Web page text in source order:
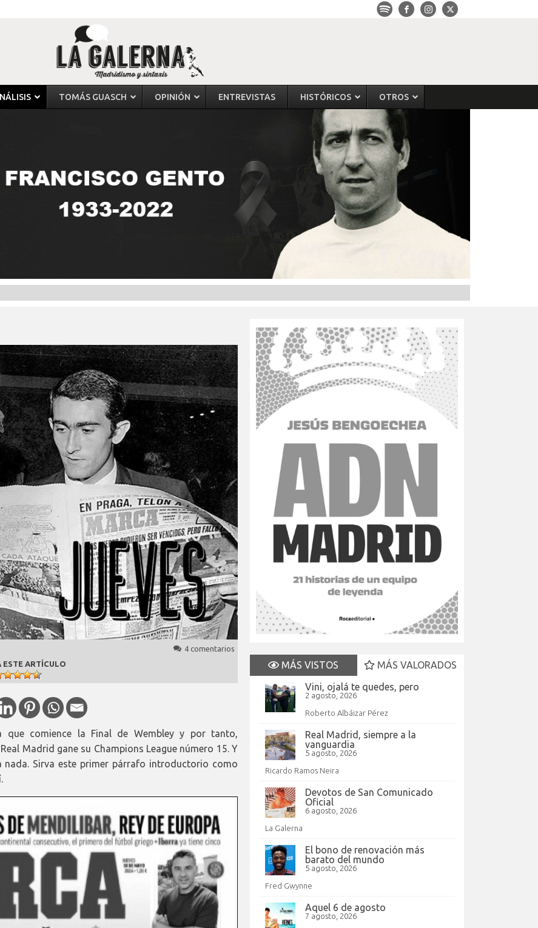
TOMÁS GUASCH OPINIÓN ENTREVISTAS HISTÓRICOS OTROS
4 comentarios
ESTE ARTÍCULO
que comience la Final de Wembley y por tanto,
Madrid gane su Champions League número 15. Y
Sirva este primer párrafo introductorio como
MÁS VISTOS
MÁS VALORADOS
Vini, ojalá te quedes, pero
2 agosto, 2026
Roberto Albáizar Pérez
Real Madrid, siempre a la
vanguardia
5 agosto, 2026
Ricardo Ramos Neira
Devotos de San Comunicado
Oficial
6 agosto, 2026
La Galerna
El bono de renovación más
barato del mundo
5 agosto, 2026
Fred Gwynne
Aquel 6 de agosto
7 agosto, 2026